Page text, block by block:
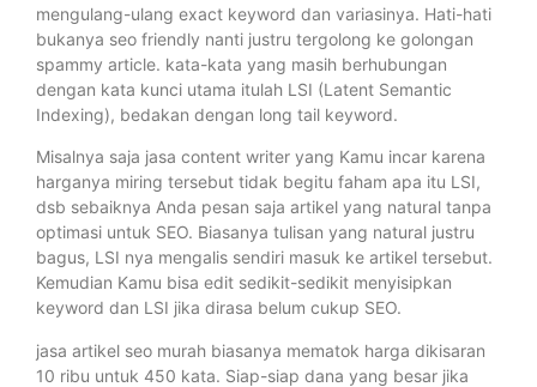
mengulang-ulang exact keyword dan variasinya. Hati-hati
bukanya seo friendly nanti justru tergolong ke golongan
spammy article. kata-kata yang masih berhubungan
dengan kata kunci utama itulah LSI (Latent Semantic
Indexing), bedakan dengan long tail keyword.
Misalnya saja jasa content writer yang Kamu incar karena
harganya miring tersebut tidak begitu faham apa itu LSI,
dsb sebaiknya Anda pesan saja artikel yang natural tanpa
optimasi untuk SEO. Biasanya tulisan yang natural justru
bagus, LSI nya mengalis sendiri masuk ke artikel tersebut.
Kemudian Kamu bisa edit sedikit-sedikit menyisipkan
keyword dan LSI jika dirasa belum cukup SEO.
jasa artikel seo murah biasanya mematok harga dikisaran
10 ribu untuk 450 kata. Siap-siap dana yang besar jika